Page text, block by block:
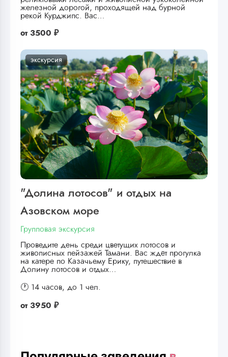
железной дорогой, проходящей над бурной
рекой Курджипс. Вас…
от 3500 ₽
экскурсия
"Долина лотосов" и отдых на
Азовском море
Групповая экскурсия
Проведите день среди цветущих лотосов и
живописных пейзажей Тамани. Вас ждёт прогулка
на катере по Казачьему Ерику, путешествие в
Долину лотосов и отдых…
🕐 14 часов, до 1 чел.
от 3950 ₽